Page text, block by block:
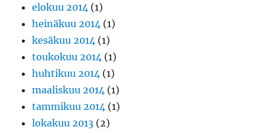
elokuu 2014 (1)
heinäkuu 2014 (1)
kesäkuu 2014 (1)
toukokuu 2014 (1)
huhtikuu 2014 (1)
maaliskuu 2014 (1)
tammikuu 2014 (1)
lokakuu 2013 (2)